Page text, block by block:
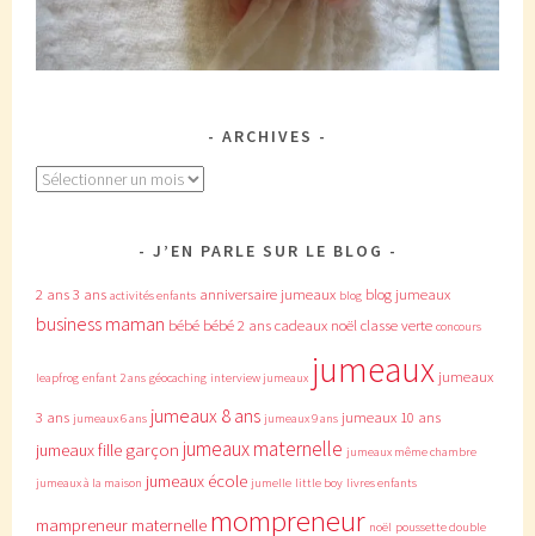
ARCHIVES
Archives
J’EN PARLE SUR LE BLOG
2 ans3 ans activités enfants anniversaire jumeaux blog blog jumeaux
business maman bébé bébé 2 anscadeaux noëlclasse verte concours
leapfrog enfant 2 ans géocaching interview jumeaux jumeaux jumeaux
3 ans jumeaux 6 ans jumeaux 8 ans jumeaux 9 ans jumeaux 10 ans
jumeaux fille garçon jumeaux maternelle jumeaux même chambre
jumeaux à la maison jumeaux école jumelle little boy livres enfants
mampreneur maternelle mompreneur noël poussette double